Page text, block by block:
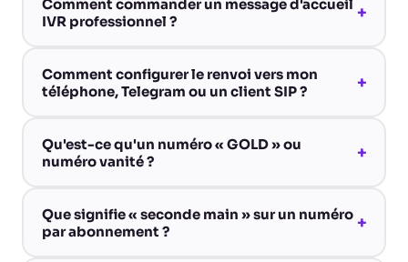
Comment commander un message d'accueil
IVR professionnel ?
+
Comment configurer le renvoi vers mon
téléphone, Telegram ou un client SIP ?
+
Qu'est-ce qu'un numéro « GOLD » ou
numéro vanité ?
+
Que signifie « seconde main » sur un numéro
par abonnement ?
+